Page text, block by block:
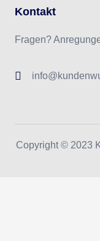
Kontakt
Fragen?
Copyright © 2023